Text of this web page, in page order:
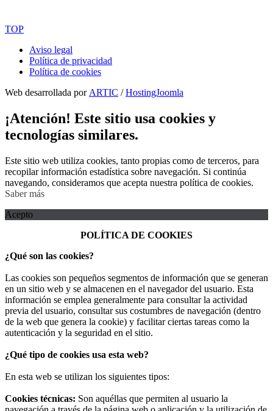
TOP
Aviso legal
Política de privacidad
Política de cookies
Web desarrollada por ARTIC /HostingJoomla
¡Atención! Este sitio usa cookies y
tecnologías similares.
Este sitio web utiliza cookies, tanto propias como de terceros, para
recopilar información estadística sobre navegación. Si continúa
navegando, consideramos que acepta nuestra política de cookies.
Saber más
Acepto
POLÍTICA DE COOKIES
¿Qué son las cookies?
Las cookies son pequeños segmentos de información que se generan
en un sitio web y se almacenen en el navegador del usuario. Esta
información se emplea generalmente para consultar la actividad
previa del usuario, consultar sus costumbres de navegación (dentro
de la web que genera la cookie) y facilitar ciertas tareas como la
autenticación y la seguridad en el sitio.
¿Qué tipo de cookies usa esta web?
En esta web se utilizan los siguientes tipos:
Cookies técnicas: Son aquéllas que permiten al usuario la